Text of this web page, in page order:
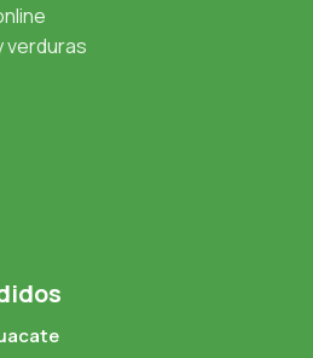
verduras